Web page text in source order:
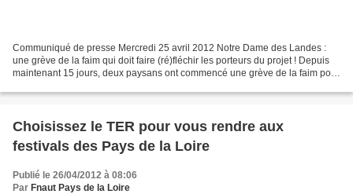
Communiqué de presse Mercredi 25 avril 2012 Notre Dame des Landes :
une grève de la faim qui doit faire (ré)fléchir les porteurs du projet ! Depuis
maintenant 15 jours, deux paysans ont commencé une grève de la faim pour
Choisissez le TER pour vous rendre aux
festivals des Pays de la Loire
Publié le 26/04/2012 à 08:06
Par Fnaut Pays de la Loire